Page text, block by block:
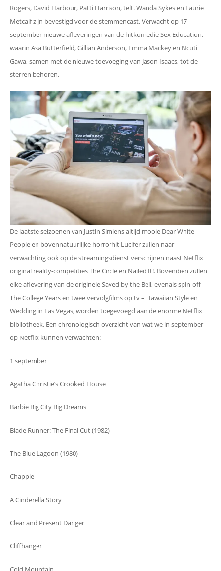
Rogers, David Harbour, Patti Harrison, telt. Wanda Sykes en Laurie
Metcalf zijn bevestigd voor de stemmencast. Verwacht op 17
september nieuwe afleveringen van de hitkomedie Sex Education,
waarin Asa Butterfield, Gillian Anderson, Emma Mackey en Ncuti
Gawa, samen met de nieuwe toevoeging van Jason Isaacs, tot de
sterren behoren.
De laatste seizoenen van Justin Simiens altijd mooie Dear White
People en bovennatuurlijke horrorhit Lucifer zullen naar
verwachting ook op de streamingsdienst verschijnen naast Netflix
original reality-competities The Circle en Nailed It!. Bovendien zullen
elke aflevering van de originele Saved by the Bell, evenals spin-off
The College Years en twee vervolgfilms op tv – Hawaiian Style en
Wedding in Las Vegas, worden toegevoegd aan de enorme Netflix
bibliotheek. Een chronologisch overzicht van wat we in september
op Netflix kunnen verwachten:
1 september
Agatha Christie’s Crooked House
Barbie Big City Big Dreams
Blade Runner: The Final Cut (1982)
The Blue Lagoon (1980)
Chappie
A Cinderella Story
Clear and Present Danger
Cliffhanger
Cold Mountain